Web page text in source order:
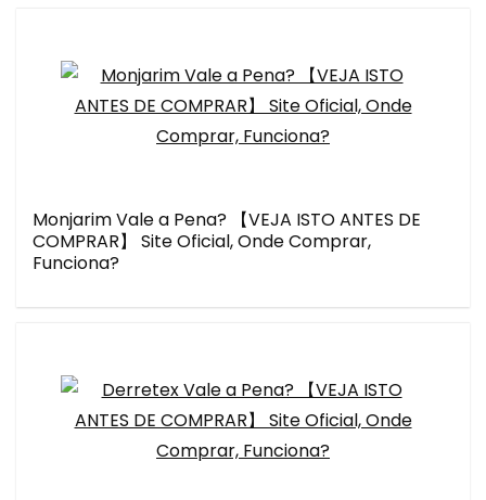
Monjarim Vale a Pena? 【VEJA ISTO ANTES DE
COMPRAR】 Site Oficial, Onde Comprar,
Funciona?